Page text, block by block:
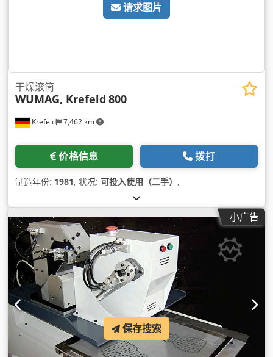
请求图片
Krefeld 7,462 km
干燥滚筒
WUMAG, Krefeld 800
价格信息 拨打
制造年份: 1981, 状况: 可投入使用（二手） ,
小广告
保存搜索